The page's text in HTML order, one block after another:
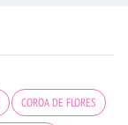
COROA DE FLORES